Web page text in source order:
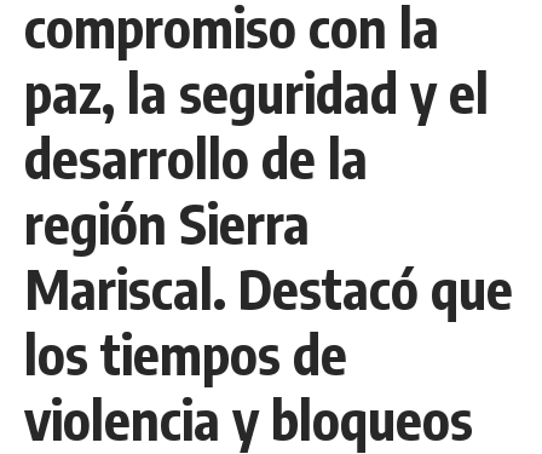
compromiso con la
paz, la seguridad y el
desarrollo de la
región Sierra
Mariscal. Destacó que
los tiempos de
violencia y bloqueos